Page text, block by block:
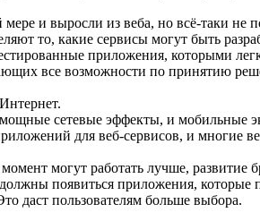
мере и выросли из веба, но всё-таки
то, какие сервисы могут быть
приложения, которыми
все возможности по принятию
сетевые эффекты, и мобильные
для веб-сервисов, и многие
могут работать лучше, развитие
появиться приложения,
даст пользователям больше выбора.